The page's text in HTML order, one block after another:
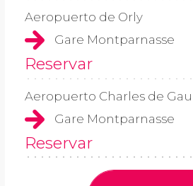
Aeropuerto de Orly
Gare Montparnasse
Reservar
Aeropuerto Charles de
Gare Montparnasse
Reservar